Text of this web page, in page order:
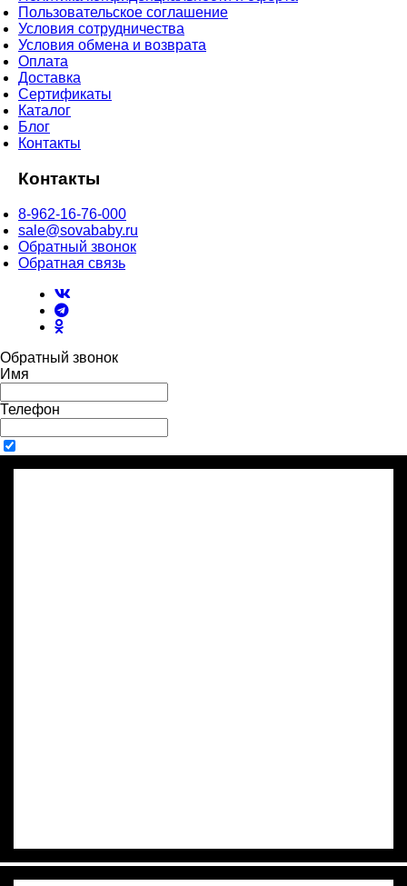
Пользовательское соглашение
Условия сотрудничества
Условия обмена и возврата
Оплата
Доставка
Сертификаты
Каталог
Блог
Контакты
Контакты
8-962-16-76-000
sale@sovababy.ru
Обратный звонок
Обратная связь
Обратный звонок
Имя
Телефон